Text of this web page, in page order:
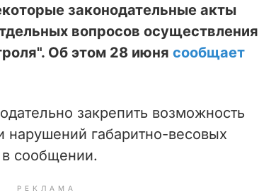
законодательные акты
вопросов осуществления
Об этом 28 июня сообщает
закрепить возможность
нарушений габаритно-весовых
в сообщении.
РЕКЛАМА